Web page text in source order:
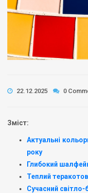
22.12.2025 0
Зміст:
Актуальні
року
Глибокий
Теплий
Сучасний світло-